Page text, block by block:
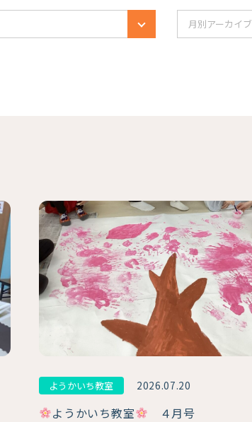
月別アーカイブ
ようかいち教室 2026.07.20
ようかいち教室 ４月号